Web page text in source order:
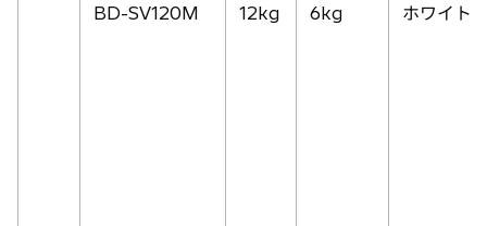
BD-SV120M 12kg 6kg ホワイト